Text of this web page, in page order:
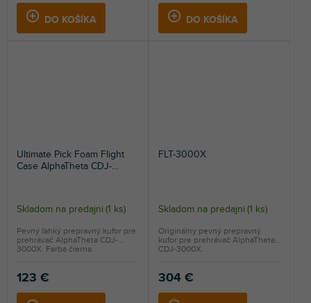
DO KOŠÍKA DO KOŠÍKA
Ultimate Pick Foam Flight
Case AlphaTheta CDJ-
Skladom na predajni (1 ks)
123 €
Pevný ľahký prepravný kufor pre
prehrávač AlphaTheta CDJ-
3000X. Farba čierna.
FLT-3000X
Skladom na predajni (1 ks)
304 €
Originálny pevný prepravný
kufor pre prehrávač AlphaTheta
CDJ-3000X.